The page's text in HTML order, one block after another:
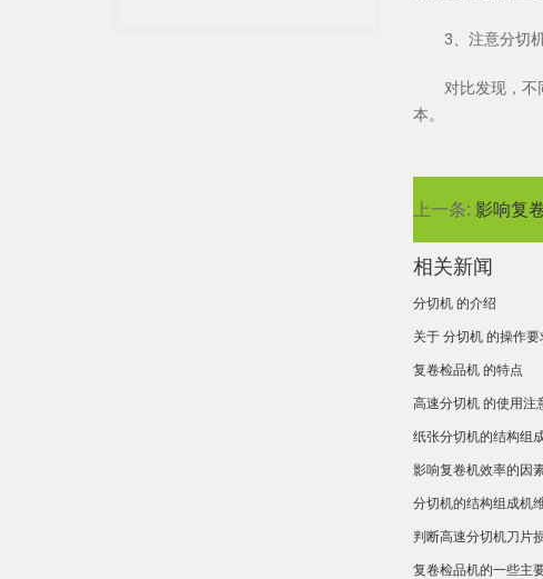
3、注意分切
对比发现，
本。
上一条: 影响复
相关新闻
分切机 的介绍
关于 分切机 的操作要
复卷检品机 的特点
高速分切机 的使用注
纸张分切机的结构组
影响复卷机效率的因
分切机的结构组成机
判断高速分切机刀片
复卷检品机的一些主